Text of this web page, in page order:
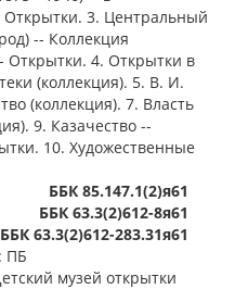
Открытки. 3. Центральный
-- Коллекция
Открытки. 4. Открытки в
(коллекция). 5. В. И.
(коллекция). 7. Власть
9. Казачество --
10. Художественные
ББК 85.147.1(2)я61
ББК 63.3(2)612-8я61
ББК 63.3(2)612-283.31я61
ПБ
музей открытки